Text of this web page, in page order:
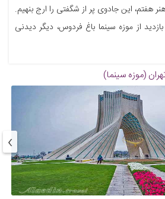
هفتم، این جادوی پر از شگفتی را ارج بنهیم.
از موزه سینما باغ فردوس، دیگر دیدنی
(موزه سینما)
›